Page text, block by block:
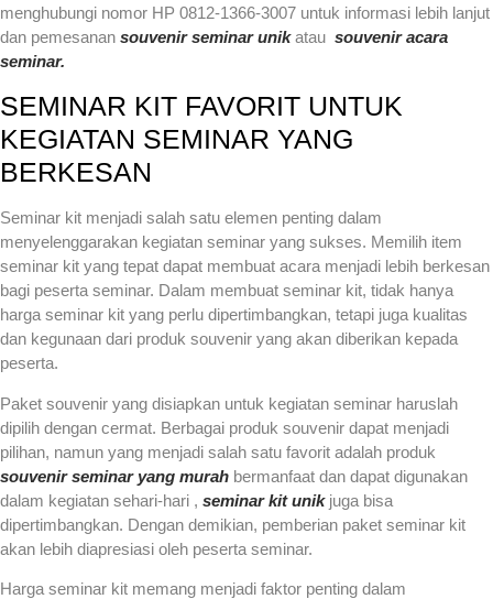
menghubungi nomor HP 0812-1366-3007 untuk informasi lebih lanjut
dan pemesanan souvenir seminar unikatau souvenir acara
seminar.
SEMINAR KIT FAVORIT UNTUK
KEGIATAN SEMINAR YANG
BERKESAN
Seminar kit menjadi salah satu elemen penting dalam
menyelenggarakan kegiatan seminar yang sukses. Memilih item
seminar kit yang tepat dapat membuat acara menjadi lebih berkesan
bagi peserta seminar. Dalam membuat seminar kit, tidak hanya
harga seminar kit yang perlu dipertimbangkan, tetapi juga kualitas
dan kegunaan dari produk souvenir yang akan diberikan kepada
peserta.
Paket souvenir yang disiapkan untuk kegiatan seminar haruslah
dipilih dengan cermat. Berbagai produk souvenir dapat menjadi
pilihan, namun yang menjadi salah satu favorit adalah produk
souvenir seminar yang murah bermanfaat dan dapat digunakan
dalam kegiatan sehari-hari , seminar kit unikjuga bisa
dipertimbangkan. Dengan demikian, pemberian paket seminar kit
akan lebih diapresiasi oleh peserta seminar.
Harga seminar kit memang menjadi faktor penting dalam